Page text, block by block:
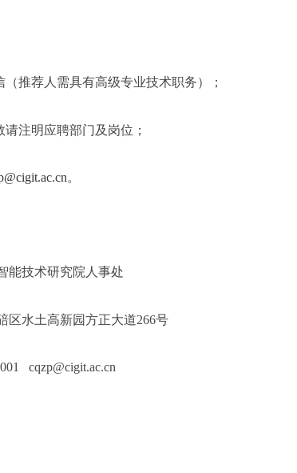
推荐人需具有高级专业技术职务）；
注明应聘部门及岗位；
。
能技术研究院人事处
区水土高新园方正大道266号
cqzp@cigit.ac.cn